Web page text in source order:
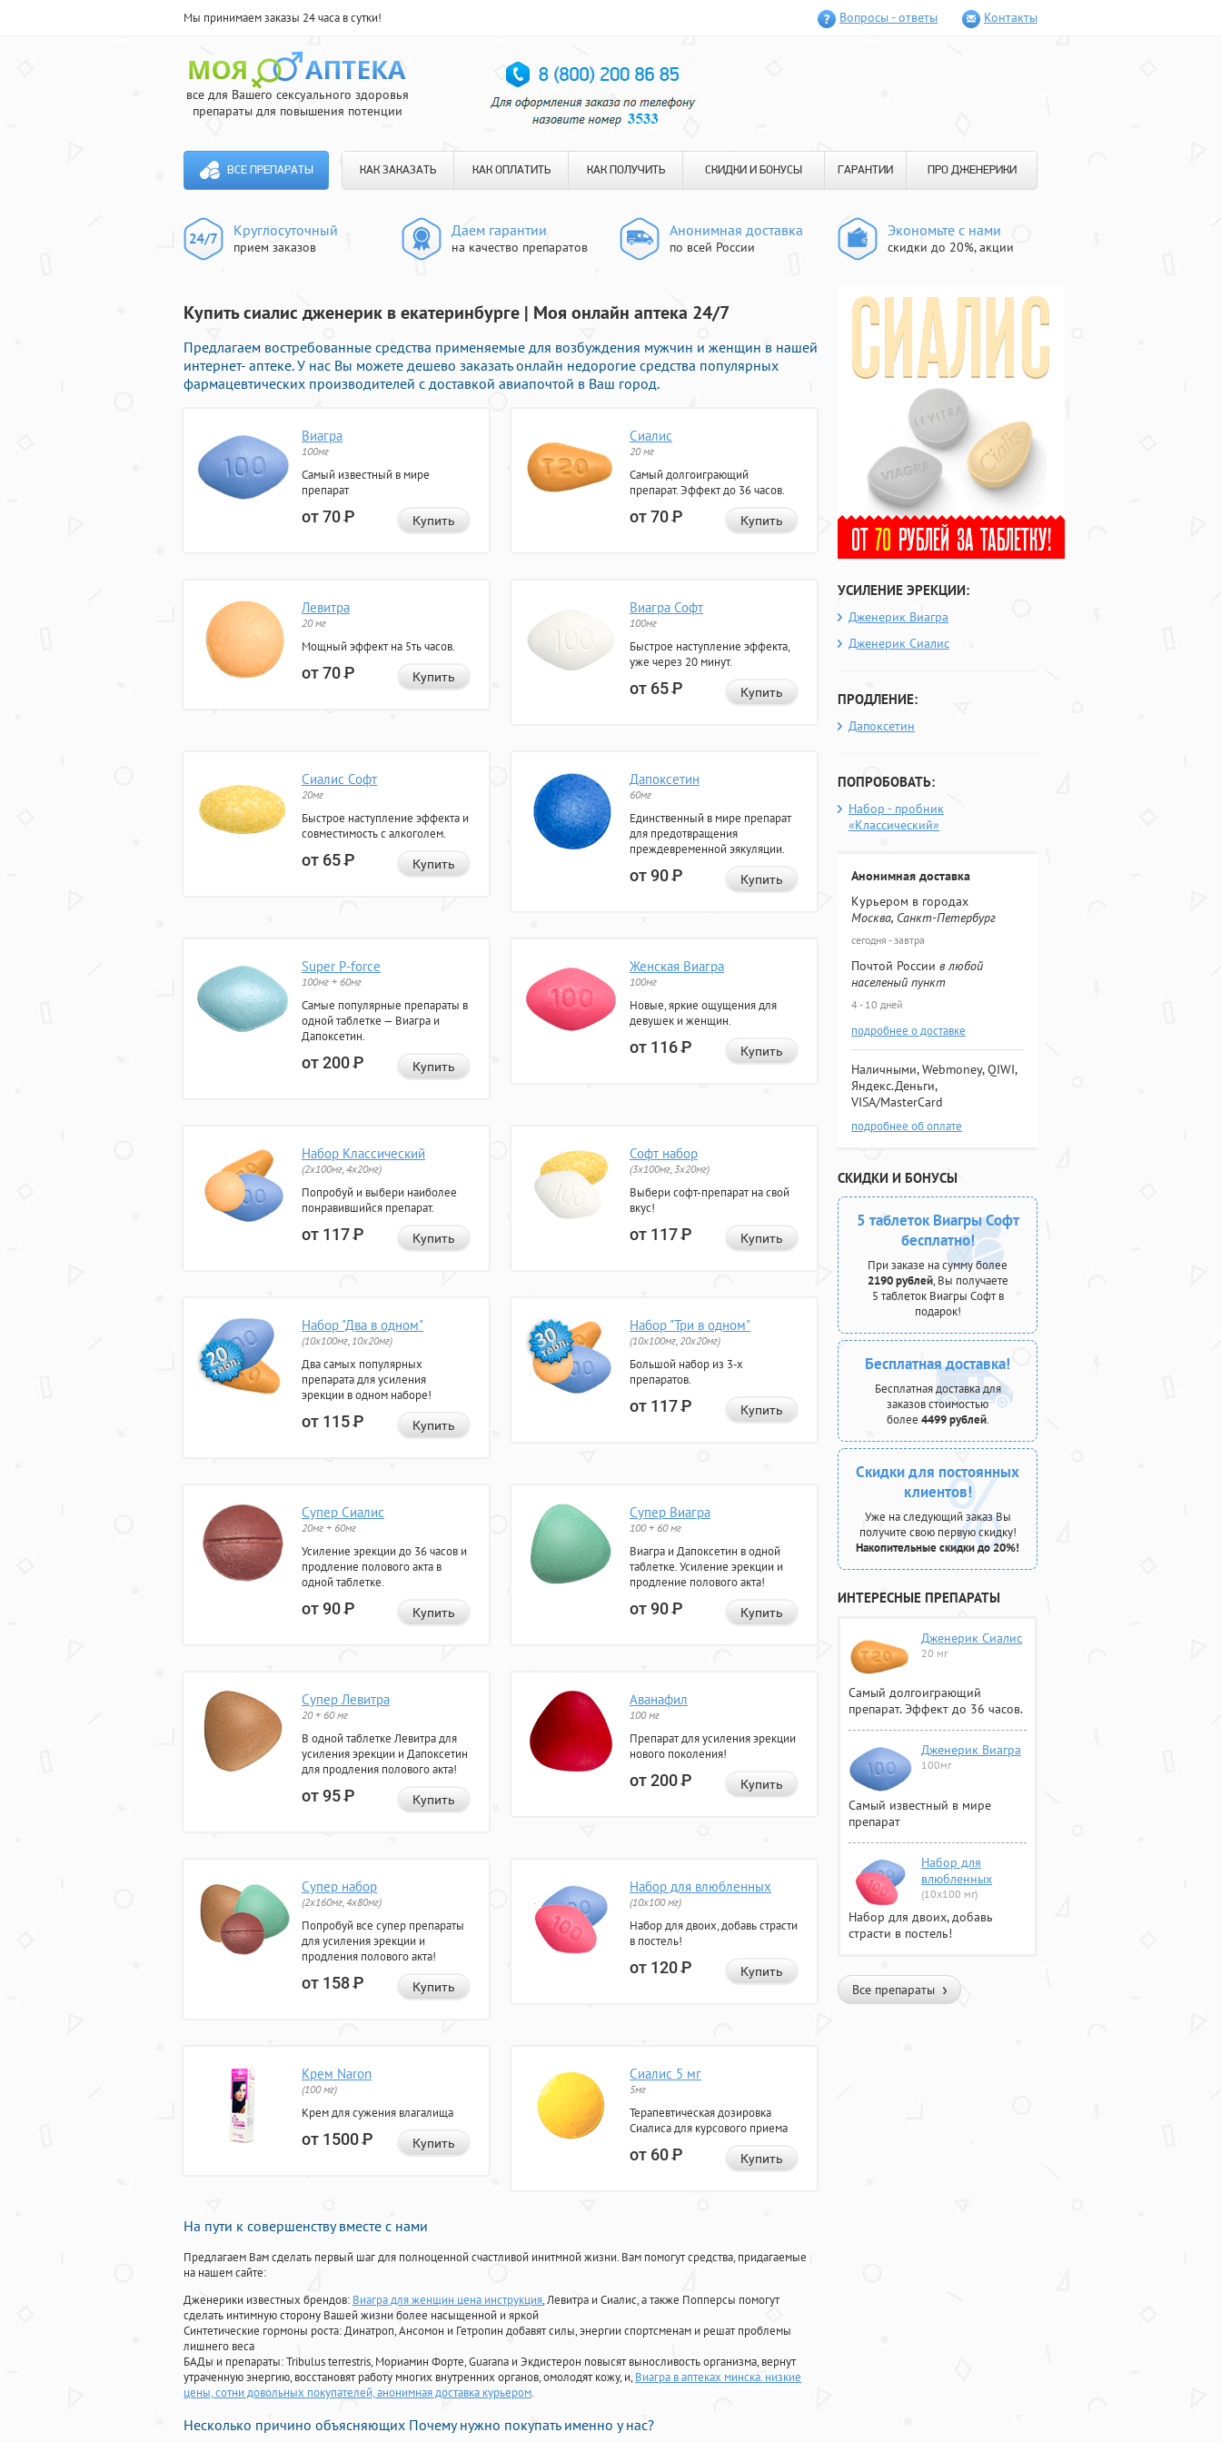
Мы принимаем заказы 24 часа в сутки! Вопросы - ответы Контакты
все для Вашего сексуального здоровья
препараты для повышения потенции
ВСЕ ПРЕПАРАТЫ КАК ЗАКАЗАТЬ КАК ОПЛАТИТЬ КАК ПОЛУЧИТЬ СКИДКИ И БОНУСЫ ГАРАНТИИ ПРО ДЖЕНЕРИКИ
Круглосуточный
прием заказов
Даем гарантии
на качество препаратов
Анонимная доставка
по всей России
Экономьте с нами
скидки до 20%, акции
Купить сиалис дженерик в екатеринбурге | Моя онлайн аптека 24/7
Предлагаем востребованные средства применяемые для возбуждения мужчин и женщин в нашей
интернет- аптеке. У нас Вы можете дешево заказать онлайн недорогие средства популярных
фармацевтических производителей с доставкой авиапочтой в Ваш город.
Виагра
100мг
Самый известный в мире
препарат
от 70Р Купить
Сиалис
20 мг
Самый долгоиграющий
препарат. Эффект до 36 часов.
от 70Р Купить
Левитра
20 мг
Мощный эффект на 5ть часов.
от 70Р Купить
Виагра Софт
100мг
Быстрое наступление эффекта,
уже через 20 минут.
от 65Р Купить
Сиалис Софт
20мг
Быстрое наступление эффекта и
совместимость с алкоголем.
от 65Р Купить
Дапоксетин
60мг
Единственный в мире препарат
для предотвращения
преждевременной эякуляции.
от 90Р Купить
Super P-force
100мг + 60мг
Самые популярные препараты в
одной таблетке — Виагра и
Дапоксетин.
от 200Р Купить
Женская Виагра
100мг
Новые, яркие ощущения для
девушек и женщин.
от 116Р Купить
Набор Классический
(2x100мг, 4x20мг)
Попробуй и выбери наиболее
понравившийся препарат.
от 117Р Купить
Софт набор
(3x100мг, 3x20мг)
Выбери софт-препарат на свой
вкус!
от 117Р Купить
Набор "Два в одном"
(10x100мг, 10x20мг)
Два самых популярных
препарата для усиления
эрекции в одном наборе!
от 115Р Купить
Набор "Три в одном"
(10x100мг, 20x20мг)
Большой набор из 3-х
препаратов.
от 117Р Купить
Супер Сиалис
20мг + 60мг
Усиление эрекции до 36 часов и
продление полового акта в
одной таблетке.
от 90Р Купить
Супер Виагра
100 + 60 мг
Виагра и Дапоксетин в одной
таблетке. Усиление эрекции и
продление полового акта!
от 90Р Купить
Супер Левитра
20 + 60 мг
В одной таблетке Левитра для
усиления эрекции и Дапоксетин
для продления полового акта!
от 95Р Купить
Аванафил
100 мг
Препарат для усиления эрекции
нового поколения!
от 200Р Купить
Супер набор
(2х160мг, 4х80мг)
Попробуй все супер препараты
для усиления эрекции и
продления полового акта!
от 158Р Купить
Набор для влюбленных
(10х100 мг)
Набор для двоих, добавь страсти
в постель!
от 120Р Купить
Крем Naron
(100 мг)
Крем для сужения влагалища
от 1500Р Купить
Сиалис 5 мг
5мг
Терапевтическая дозировка
Сиалиса для курсового приема
от 60Р Купить
На пути к совершенству вместе с нами
Предлагаем Вам сделать первый шаг для полноценной счастливой инитмной жизни. Вам помогут средства, придагаемые
на нашем сайте:
Дженерики известных брендов: Виагра для женщин цена инструкция, Левитра и Сиалис, а также Попперсы помогут
сделать интимную сторону Вашей жизни более насыщенной и яркой
Синтетические гормоны роста: Динатроп, Ансомон и Гетропин добавят силы, энергии спортсменам и решат проблемы
лишнего веса
БАДы и препараты:Tribulus terrestris, Мориамин Форте, Guarana и Экдистерон повысят выносливость организма, вернут
утраченную энергию, восстановят работу многих внутренних органов, омолодят кожу, и, Виагра в аптеках минска. низкие
цены, сотни довольных покупателей, анонимная доставка курьером.
Несколько причино объясняющих Почему нужно покупать именно у нас?
УСИЛЕНИЕ ЭРЕКЦИИ:
Дженерик Виагра
Дженерик Сиалис
ПРОДЛЕНИЕ:
Дапоксетин
ПОПРОБОВАТЬ:
Набор - пробник
«Классический»
Анонимная доставка
Курьером в городах
Москва, Санкт-Петербург
сегодня - завтра
Почтой России в любой
населеный пункт
4 - 10 дней
подробнее о доставке
Наличными, Webmoney, QIWI,
Яндекс.Деньги,
VISA/MasterCard
подробнее об оплате
СКИДКИ И БОНУСЫ
5 таблеток Виагры Софт
бесплатно!
При заказе на сумму более
2190 рублей, Вы получаете
5 таблеток Виагры Софт в
подарок!
Бесплатная доставка!
Бесплатная доставка для
заказов стоимостью
более 4499 рублей.
Скидки для постоянных
клиентов!
Уже на следующий заказ Вы
получите свою первую скидку!
Накопительные скидки до 20%!
ИНТЕРЕСНЫЕ ПРЕПАРАТЫ
Дженерик Сиалис
20 мг
Самый долгоиграющий
препарат. Эффект до 36 часов.
Дженерик Виагра
100мг
Самый известный в мире
препарат
Набор для
влюбленных
(10х100 мг)
Набор для двоих, добавь
страсти в постель!
Все препараты